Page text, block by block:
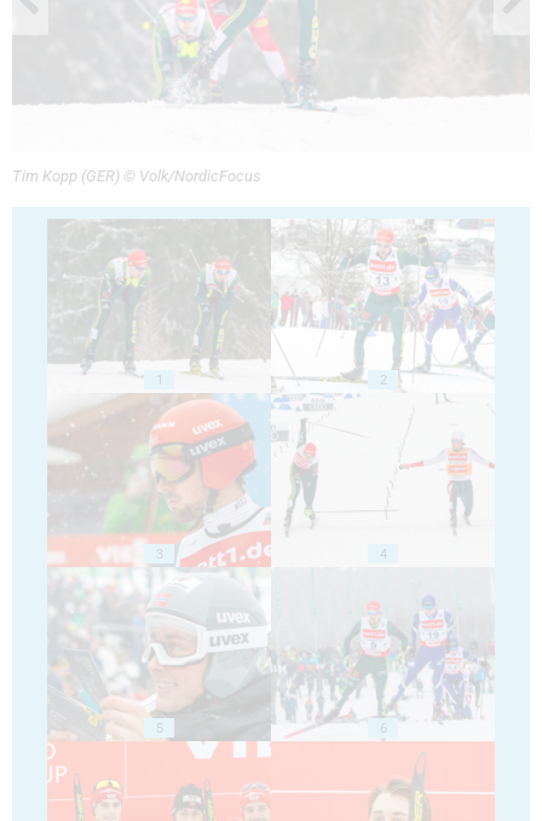
Tim Kopp (GER) © Volk/NordicFocus
1 2
3 4
5 6